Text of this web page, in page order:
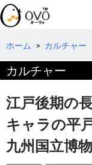
検
索
コ
テ
ツ
へ
移
動
ホーム > カルチャー
カルチャー
江戸後期の
キャラの平
九州国立博